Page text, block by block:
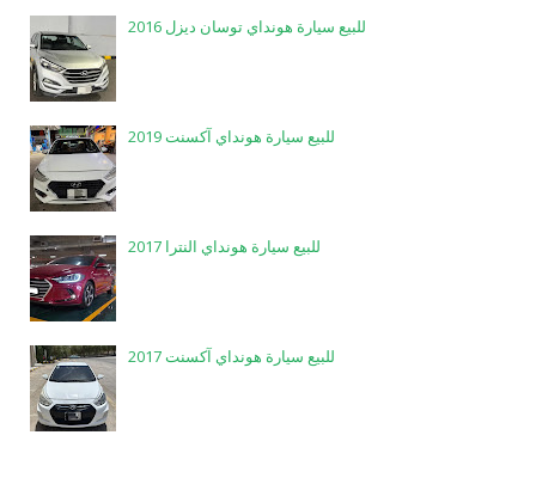
للبيع سيارة هونداي توسان ديزل 2016
للبيع سيارة هونداي آكسنت 2019
للبيع سيارة هونداي النترا 2017
للبيع سيارة هونداي آكسنت 2017